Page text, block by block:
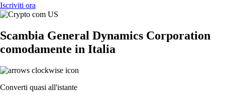
Iscriviti ora
Scambia General Dynamics Corporation
comodamente in Italia
Converti quasi all'istante